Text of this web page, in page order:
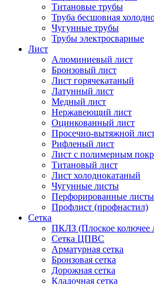
Титановые трубы
Труба бесшовная
Чугунные трубы
Трубы электросварные
Лист
Алюминиевый лист
Бронзовый лист
Лист горячекатаный
Латунный лист
Медный лист
Нержавеющий лист
Оцинкованный лист
Просечно-вытяжной
Рифленый лист
Лист с полимерным
Титановый лист
Лист холоднокатаный
Чугунные листы
Перфорированные листы
Профлист (профнастил)
Сетка
ПКЛЗ (Плоское колючее
Сетка ЦПВС
Арматурная сетка
Бронзовая сетка
Дорожная сетка
Кладочная сетка